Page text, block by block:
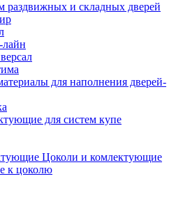
раздвижных и складных дверей
для наполнения дверей-
для систем купе
Цоколи и комлектующие
к цоколю